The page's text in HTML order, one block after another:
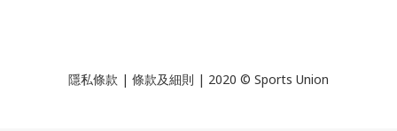
隱私條款 | 條款及細則 | 2020 © Sports Union